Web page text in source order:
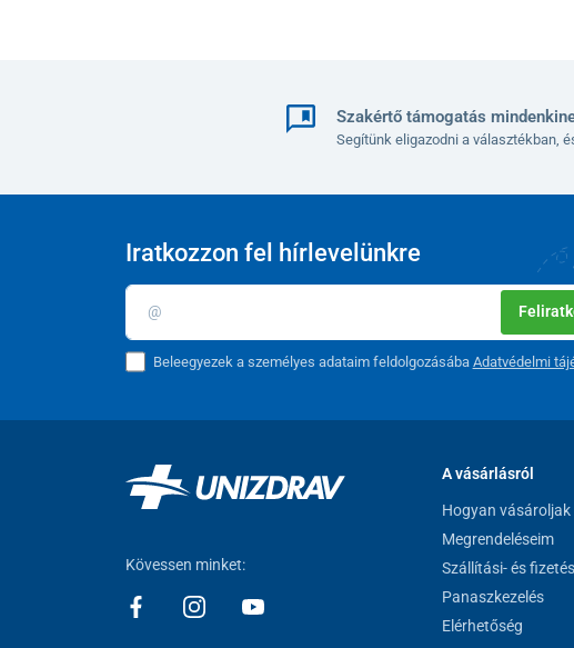
Szakértő támogatás
Segítünk eligazodni a választékban,
Iratkozzon fel hírlevelünkre
Beleegyezek a személyes adataim feldolgozásába Adatvédelmi
Kövessen minket:
A vásárlásról
Hogyan vásároljak
Megrendeléseim
Szállítási- és
Panaszkezelés
Elérhetőség